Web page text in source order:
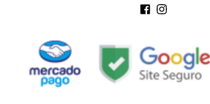
FacebookInstagram